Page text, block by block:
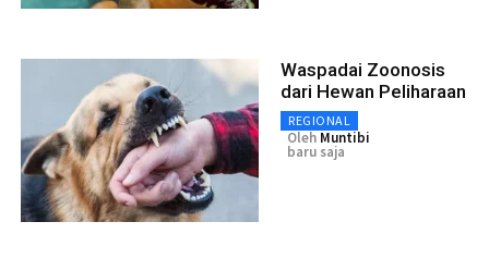
Waspadai Zoonosis
dari Hewan Peliharaan
REGIONAL
Oleh Muntibi
baru saja